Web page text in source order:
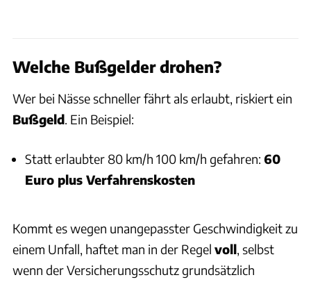
Welche Bußgelder drohen?
Wer bei Nässe schneller fährt als erlaubt, riskiert ein
Bußgeld. Ein Beispiel:
Statt erlaubter 80 km/h 100 km/h gefahren: 60
Euro plus Verfahrenskosten
Kommt es wegen unangepasster Geschwindigkeit zu
einem Unfall, haftet man in der Regel voll, selbst
wenn der Versicherungsschutz grundsätzlich